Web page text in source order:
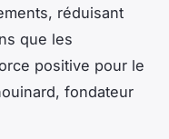
réduisant
que les
positive pour le
fondateur